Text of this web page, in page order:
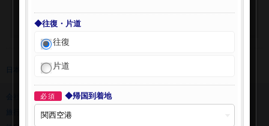
日本旅行 トップ >海外航空券
旅行業登録票・約款
◆往復・片道
往復
片道
必須 ◆帰国到着地